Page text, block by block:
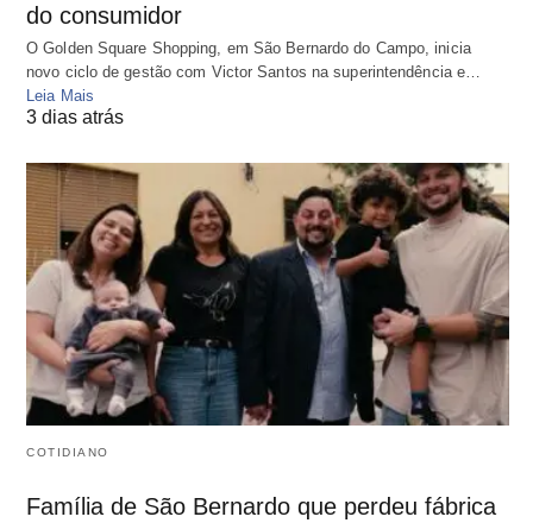
do consumidor
O Golden Square Shopping, em São Bernardo do Campo, inicia
novo ciclo de gestão com Victor Santos na superintendência e…
Leia Mais
3 dias atrás
COTIDIANO
Família de São Bernardo que perdeu fábrica